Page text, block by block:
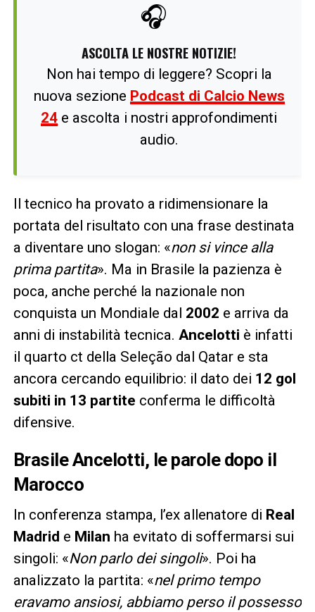
🎧
ASCOLTA LE NOSTRE NOTIZIE!
Non hai tempo di leggere? Scopri la
nuova sezione Podcast di Calcio News
24 e ascolta i nostri approfondimenti
audio.
Il tecnico ha provato a ridimensionare la
portata del risultato con una frase destinata
a diventare uno slogan: «non si vince alla
prima partita». Ma in Brasile la pazienza è
poca, anche perché la nazionale non
conquista un Mondiale dal 2002 e arriva da
anni di instabilità tecnica. Ancelotti è infatti
il quarto ct della Seleção dal Qatar e sta
ancora cercando equilibrio: il dato dei 12 gol
subiti in 13 partite conferma le difficoltà
difensive.
Brasile Ancelotti, le parole dopo il
Marocco
In conferenza stampa, l’ex allenatore di Real
Madrid e Milan ha evitato di soffermarsi sui
singoli: «Non parlo dei singoli». Poi ha
analizzato la partita: «nel primo tempo
eravamo ansiosi, abbiamo perso il possesso